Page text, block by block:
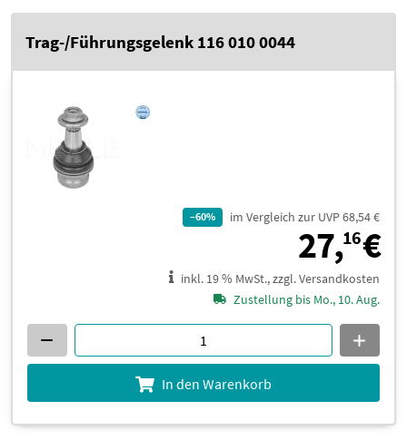
Trag-/Führungsgelenk 116 010 0044
–60% im Vergleich zur UVP 68,54 €
27,16€
inkl. 19 % MwSt., zzgl. Versandkosten
Zustellung bis Mo., 10. Aug.
In den Warenkorb